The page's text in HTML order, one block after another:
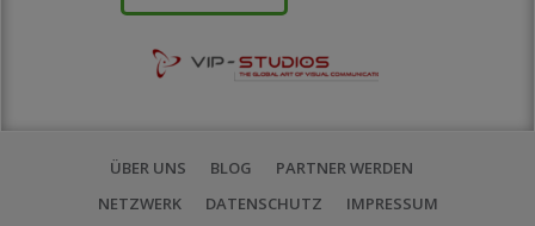
ÜBER UNS BLOG
PARTNER WERDEN
NETZWERK
DATENSCHUTZ IMPRESSUM